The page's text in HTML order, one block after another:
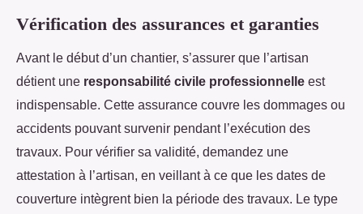
Vérification des assurances et garanties
Avant le début d’un chantier, s’assurer que l’artisan
détient une responsabilité civile professionnelle est
indispensable. Cette assurance couvre les dommages ou
accidents pouvant survenir pendant l’exécution des
travaux. Pour vérifier sa validité, demandez une
attestation à l’artisan, en veillant à ce que les dates de
couverture intègrent bien la période des travaux. Le type